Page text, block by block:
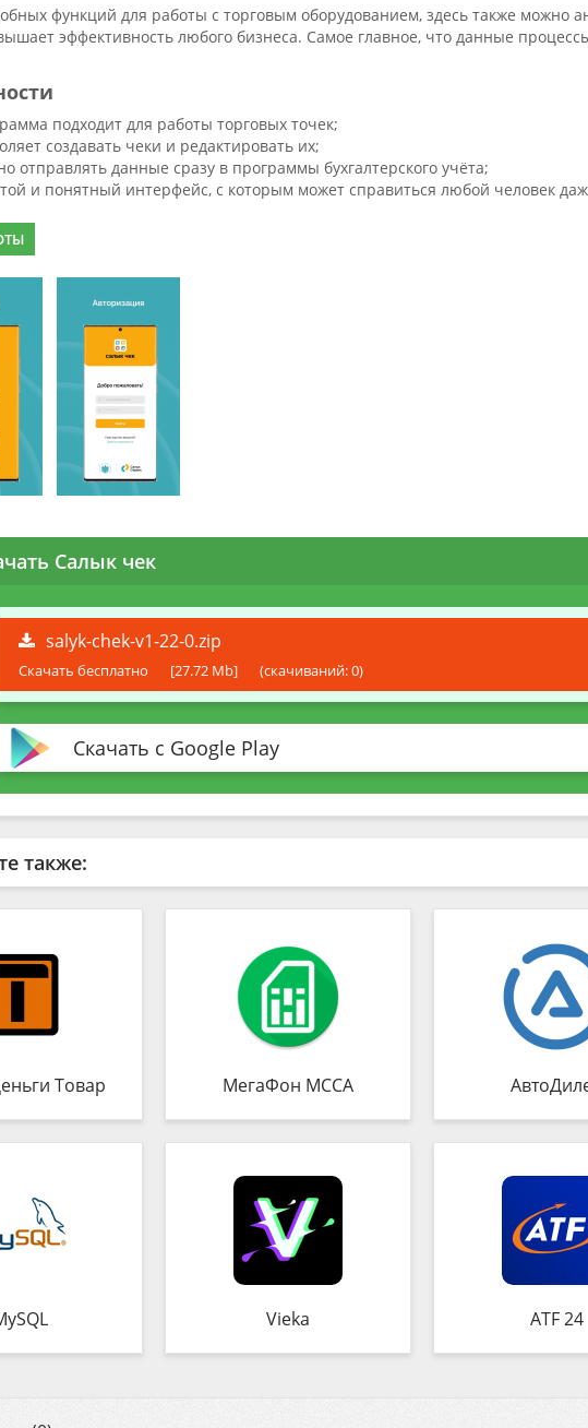
функций для работы с торговым оборудованием, здесь также можно
эффективность любого бизнеса. Самое главное, что данные
подходит для работы торговых точек;
создавать чеки и редактировать их;
отправлять данные сразу в программы бухгалтерского учёта;
и понятный интерфейс, с которым может справиться любой человек
Салык чек
salyk-chek-v1-22-0.zip
Скачать бесплатно [27.72 Mb] (cкачиваний: 0)
Скачать с Google Play
также:
Товар МегаФон MCCA
Vieka ATF 24